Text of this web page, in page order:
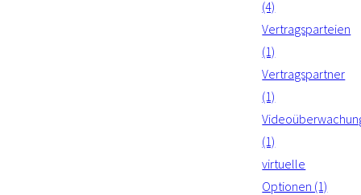
(4)
Vertragsparteien
(1)
Vertragspartner
(1)
(1)
virtuelle
Optionen (1)